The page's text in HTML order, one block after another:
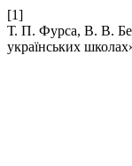
[1]
Т. П. Фурса, В. В.
українських